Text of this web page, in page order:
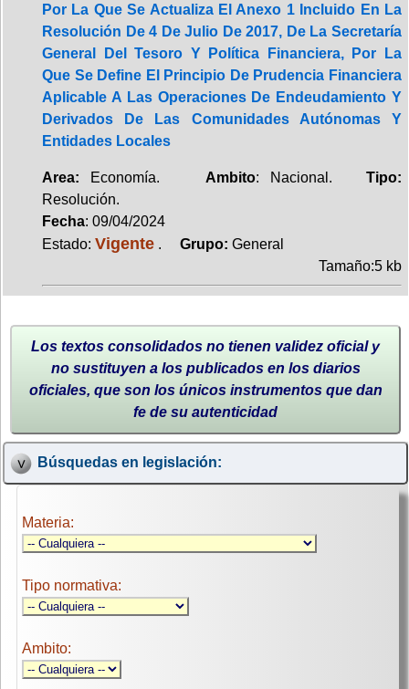
Por La Que Se Actualiza El Anexo 1 Incluido En La
Resolución De 4 De Julio De 2017, De La Secretaría
General Del Tesoro Y Política Financiera, Por La
Que Se Define El Principio De Prudencia Financiera
Aplicable A Las Operaciones De Endeudamiento Y
Derivados De Las Comunidades Autónomas Y
Entidades Locales
Area: Economía. Ambito: Nacional.Tipo:
Resolución.
Fecha: 09/04/2024
Estado: Vigente . Grupo: General
Tamaño:5 kb
Los textos consolidados no tienen validez oficial y
no sustituyen a los publicados en los diarios
oficiales, que son los únicos instrumentos que dan
fe de su autenticidad
Búsquedas en legislación:
Materia:
Tipo normativa:
Ambito: